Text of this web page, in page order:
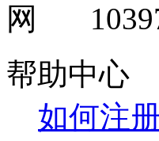
帮助中心
如何注